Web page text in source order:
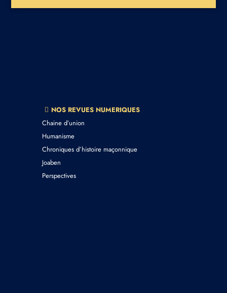
NOS REVUES NUMERIQUES
Chaine d’union
Humanisme
Chroniques d’histoire maçonnique
Joaben
Perspectives